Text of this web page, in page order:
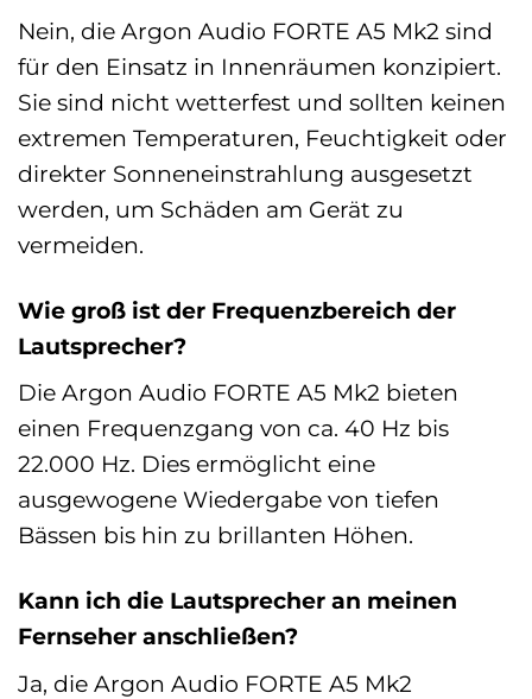
Nein, die Argon Audio FORTE A5 Mk2 sind
für den Einsatz in Innenräumen konzipiert.
Sie sind nicht wetterfest und sollten keinen
extremen Temperaturen, Feuchtigkeit oder
direkter Sonneneinstrahlung ausgesetzt
werden, um Schäden am Gerät zu
vermeiden.
Wie groß ist der Frequenzbereich der
Lautsprecher?
Die Argon Audio FORTE A5 Mk2 bieten
einen Frequenzgang von ca. 40 Hz bis
22.000 Hz. Dies ermöglicht eine
ausgewogene Wiedergabe von tiefen
Bässen bis hin zu brillanten Höhen.
Kann ich die Lautsprecher an meinen
Fernseher anschließen?
Ja, die Argon Audio FORTE A5 Mk2